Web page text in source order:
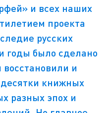
и всех наших
проекта
русских
годы было сделано
и
книжных
разных эпох и